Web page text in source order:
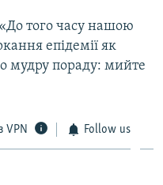
того часу нашою
епідемії як
мудру пораду: мийте
VPN Follow us